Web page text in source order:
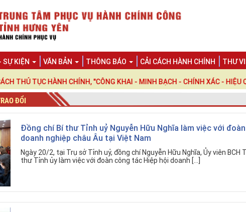
SỰ KIỆN VĂN BẢN THÔNG BÁO CẢI CÁCH HÀNH CHÍNH THƯ
HÀNH CHÍNH, "CÔNG KHAI - MINH BẠCH - CHÍNH XÁC - HIỆU QUẢ",
ĐỔI
Đồng chí Bí thư Tỉnh uỷ Nguyễn Hữu Nghĩa làm việc với
doanh nghiệp châu Âu tại Việt Nam
Ngày 20/2, tại Trụ sở Tỉnh uỷ, đồng chí Nguyễn Hữu Nghĩa, Ủy viên BCH
thư Tỉnh ủy làm việc với đoàn công tác Hiệp hội doanh […]